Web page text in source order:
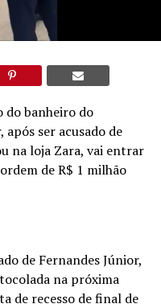
do banheiro do
após ser acusado de
na loja Zara, vai entrar
de R$ 1 milhão
de Fernandes Júnior,
na próxima
de recesso de final de